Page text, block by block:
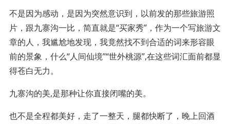
不是因为感动，是因为突然意识到，以前发的那些旅游照
片，跟九寨沟一比，简直就是“买家秀”，作为一个写旅游文
章的人，我尴尬地发现，我竟然找不到合适的词来形容眼
前的景象，什么“人间仙境”“世外桃源”,在这些词汇面前都显
得苍白无力。
九寨沟的美,是那种让你直接闭嘴的美。
也不是全程都美好，走了一整天，腿都快断了，晚上回酒